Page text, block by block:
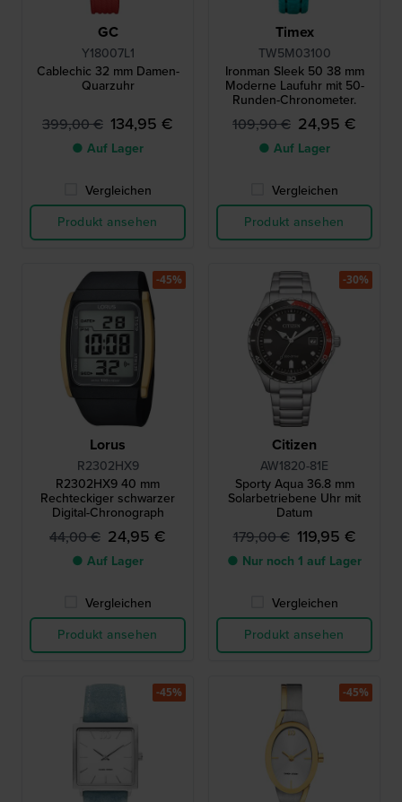
GC
Y18007L1
Cablechic 32 mm Damen-
Quarzuhr
399,00 € 134,95 €
● Auf Lager
Vergleichen
Produkt ansehen
Timex
TW5M03100
Ironman Sleek 50 38 mm
Moderne Laufuhr mit 50-
Runden-Chronometer.
109,90 € 24,95 €
● Auf Lager
Vergleichen
Produkt ansehen
Lorus
R2302HX9
R2302HX9 40 mm
Rechteckiger schwarzer
Digital-Chronograph
44,00 € 24,95 €
● Auf Lager
Vergleichen
Produkt ansehen
-45%
Citizen
AW1820-81E
Sporty Aqua 36.8 mm
Solarbetriebene Uhr mit
Datum
179,00 € 119,95 €
● Nur noch 1 auf Lager
Vergleichen
Produkt ansehen
-30%
-45% -45%